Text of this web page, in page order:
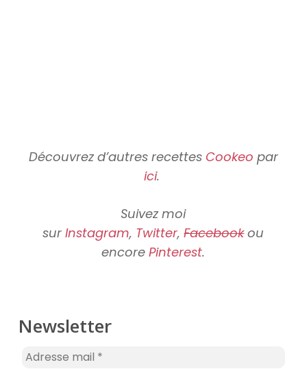
Découvrez d’autres recettes Cookeo par
ici.
Suivez moi
surInstagram, Twitter,Facebookou
encorePinterest.
Newsletter